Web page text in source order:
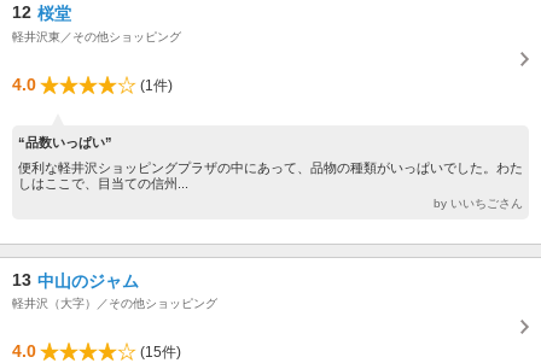
12 桜堂
軽井沢東／その他ショッピング
4.0 (1件)
“品数いっぱい”
便利な軽井沢ショッピングプラザの中にあって、品物の種類がいっぱいでした。わた
しはここで、目当ての信州...
by いいちごさん
13 中山のジャム
軽井沢（大字）／その他ショッピング
4.0 (15件)